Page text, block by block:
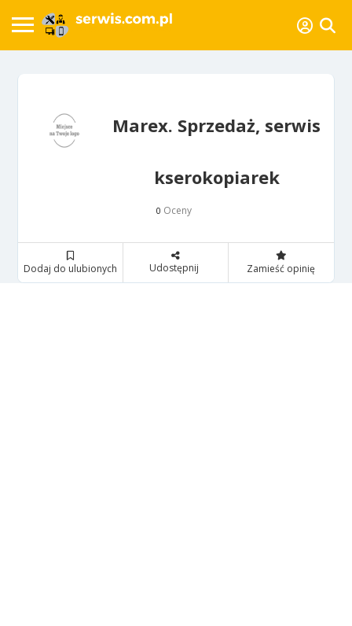
Marex. Sprzedaż, serwis
kserokopiarek
0 Oceny
Dodaj do ulubionych Udostępnij Zamieść opinię